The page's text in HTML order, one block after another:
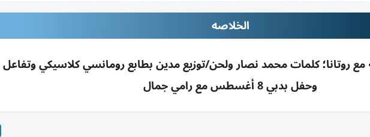
الخلاصه
روتانا؛ كلمات محمد نصار ولحن/توزيع مدين بطابع رومانسي كلاسيكي
وحفل بدبي 8 أغسطس مع رامي جمال